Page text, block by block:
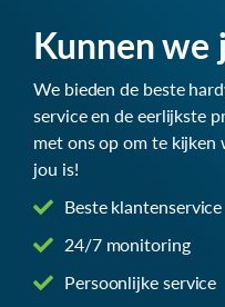
Kunnen we
We bieden de beste
service en de eerlijkste
met ons op om te kijken
jou is!
Beste klantenservice
24/7 monitoring
Persoonlijke service